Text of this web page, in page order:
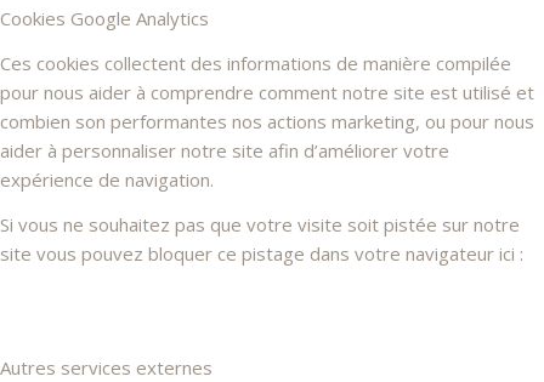
Cookies Google Analytics
Ces cookies collectent des informations de manière compilée
pour nous aider à comprendre comment notre site est utilisé et
combien son performantes nos actions marketing, ou pour nous
aider à personnaliser notre site afin d’améliorer votre
expérience de navigation.
Si vous ne souhaitez pas que votre visite soit pistée sur notre
site vous pouvez bloquer ce pistage dans votre navigateur ici :
Autres services externes